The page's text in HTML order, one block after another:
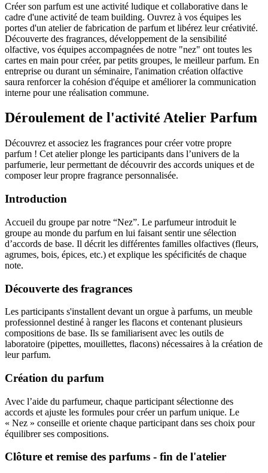
Créer son parfum est une activité ludique et collaborative dans le
cadre d'une activité de team building. Ouvrez à vos équipes les
portes d'un atelier de fabrication de parfum et libérez leur créativité.
Découverte des fragrances, développement de la sensibilité
olfactive, vos équipes accompagnées de notre "nez" ont toutes les
cartes en main pour créer, par petits groupes, le meilleur parfum. En
entreprise ou durant un séminaire, l'animation création olfactive
saura renforcer la cohésion d'équipe et améliorer la communication
interne pour une réalisation commune.
Déroulement de l'activité Atelier Parfum
Découvrez et associez les fragrances pour créer votre propre
parfum ! Cet atelier plonge les participants dans l’univers de la
parfumerie, leur permettant de découvrir des accords uniques et de
composer leur propre fragrance personnalisée.
Introduction
Accueil du groupe par notre “Nez”. Le parfumeur introduit le
groupe au monde du parfum en lui faisant sentir une sélection
d’accords de base. Il décrit les différentes familles olfactives (fleurs,
agrumes, bois, épices, etc.) et explique les spécificités de chaque
note.
Découverte des fragrances
Les participants s'installent devant un orgue à parfums, un meuble
professionnel destiné à ranger les flacons et contenant plusieurs
compositions de base. Ils se familiarisent avec les outils de
laboratoire (pipettes, mouillettes, flacons) nécessaires à la création de
leur parfum.
Création du parfum
Avec l’aide du parfumeur, chaque participant sélectionne des
accords et ajuste les formules pour créer un parfum unique. Le
« Nez » conseille et oriente chaque participant dans ses choix pour
équilibrer ses compositions.
Clôture et remise des parfums - fin de l'atelier